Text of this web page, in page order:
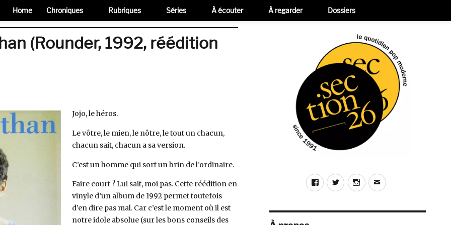
(Rounder, 1992, réédition
Jojo, le héros.
Le vôtre, le mien, le nôtre, le tout un chacun,
chacun sait, chacun a sa version.
C’est un homme qui sort un brin de l’ordinaire.
Faire court ? Lui sait, moi pas. Cette réédition en
vinyle d’un album de 1992 permet toutefois
d’en dire pas mal. Car c’est le moment où il est
notre idole absolue (sur les bons conseils des
FacebookTwitterInstagram
E-
Home Chroniques Rubriques Séries À écouter À regarder Dossiers